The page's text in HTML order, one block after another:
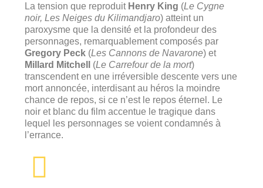
La tension que reproduit Henry King (Le Cygne
noir, Les Neiges du Kilimandjaro) atteint un
paroxysme que la densité et la profondeur des
personnages, remarquablement composés par
Gregory Peck (Les Cannons de Navarone) et
Millard Mitchell
(Le Carrefour de la mort)
transcendent en une irréversible descente vers une
mort annoncée, interdisant au héros la moindre
chance de repos, si ce n’est le repos éternel. Le
noir et blanc du film accentue le tragique dans
lequel les personnages se voient condamnés à
l’errance.